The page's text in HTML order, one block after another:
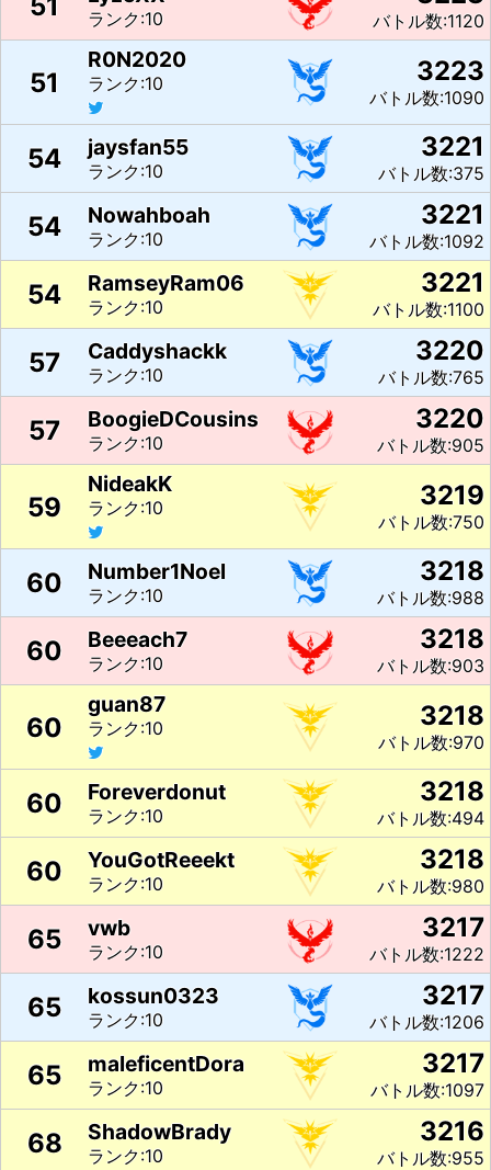
ランク:10 バトル数:1120
51
R0N2020
ランク:10 3223
バトル数:1090
54 jaysfan55
ランク:10
3221
バトル数:375
54 Nowahboah
ランク:10
3221
バトル数:1092
54 RamseyRam06
ランク:10
3221
バトル数:1100
57 Caddyshackk
ランク:10
3220
バトル数:765
57 BoogieDCousins
ランク:10
3220
バトル数:905
59
NideakK
ランク:10 3219
バトル数:750
60 Number1Noel
ランク:10
3218
バトル数:988
60 Beeeach7
ランク:10
3218
バトル数:903
60
guan87
ランク:10 3218
バトル数:970
60 Foreverdonut
ランク:10
3218
バトル数:494
60 YouGotReeekt
ランク:10
3218
バトル数:980
65 vwb
ランク:10
3217
バトル数:1222
65 kossun0323
ランク:10
3217
バトル数:1206
65 maleficentDora
ランク:10
3217
バトル数:1097
68 ShadowBrady
ランク:10
3216
バトル数:955